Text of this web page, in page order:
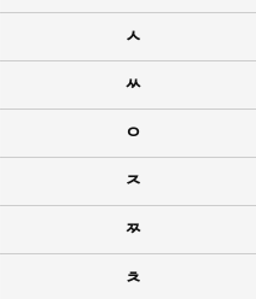
ㅅ
ㅆ
ㅇ
ㅈ
ㅉ
ㅊ